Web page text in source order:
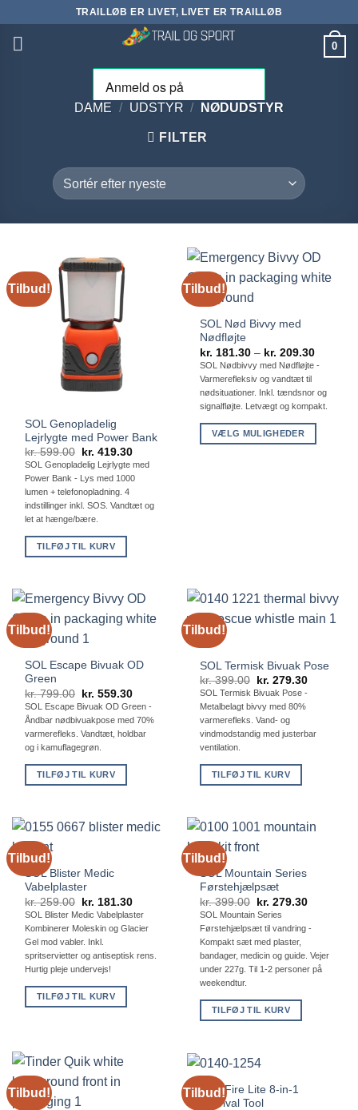
indhold
TRAILLØB ER LIVET, LIVET ER TRAILLØB
0
DAME / UDSTYR / NØDUDSTYR
FILTER
Tilbud!
SOL Genopladelig
Lejrlygte med Power Bank
kr.599.00 Den
oprindelige
pris
var:
kr. 599.00.
kr. 419.30Den
aktuelle
pris
er:
SOL Genopladelig Lejrlygte med
Power Bank - Lys med 1000
lumen + telefonopladning. 4
indstillinger inkl. SOS. Vandtæt og
let at hænge/bære.
TILFØJ TIL KURV
Tilbud!
SOL Nød Bivvy med
Nødfløjte
kr. 181.30 – kr. 209.30
SOL Nødbivvy med Nødfløjte -
Varmerefleksiv og vandtæt til
nødsituationer. Inkl. tændsnor og
signalfløjte. Letvægt og kompakt.
VÆLG MULIGHEDER
varesiden
Tilbud!
SOL Escape Bivuak OD
Green
kr.799.00 Den
oprindelige
pris
var:
kr. 799.00.
kr. 559.30Den
aktuelle
pris
er:
kr. 559.30.
SOL Escape Bivuak OD Green -
Åndbar nødbivuakpose med 70%
varmerefleks. Vandtæt, holdbar
og i kamuflagegrøn.
TILFØJ TIL KURV
Tilbud!
SOL Termisk Bivuak Pose
kr.399.00 Den
oprindelige
var:
kr. 399.00.
kr. 279.30Den
aktuelle
SOL Termisk Bivuak Pose -
Metalbelagt bivvy med 80%
varmerefleks. Vand- og
vindmodstandig med justerbar
ventilation.
TILFØJ TIL KURV
Tilbud!
SOL Blister Medic
Vabelplaster
kr.259.00 Den
oprindelige
pris
var:
kr. 259.00.
kr. 181.30Den
aktuelle
pris
er:
SOL Blister Medic Vabelplaster
Kombinerer Moleskin og Glacier
Gel mod vabler. Inkl.
spritservietter og antiseptisk rens.
Hurtig pleje undervejs!
TILFØJ TIL KURV
Tilbud!
SOL Mountain Series
Førstehjælpsæt
kr.399.00 Den
oprindelige
pris
var:
kr. 399.00.
kr. 279.30Den
er:
SOL Mountain Series
Førstehjælpsæt til vandring -
Kompakt sæt med plaster,
bandager, medicin og guide. Vejer
under 227g. Til 1-2 personer på
weekendtur.
TILFØJ TIL KURV
Tilbud! Tilbud!
SOL Fire Lite 8-in-1
Survival Tool